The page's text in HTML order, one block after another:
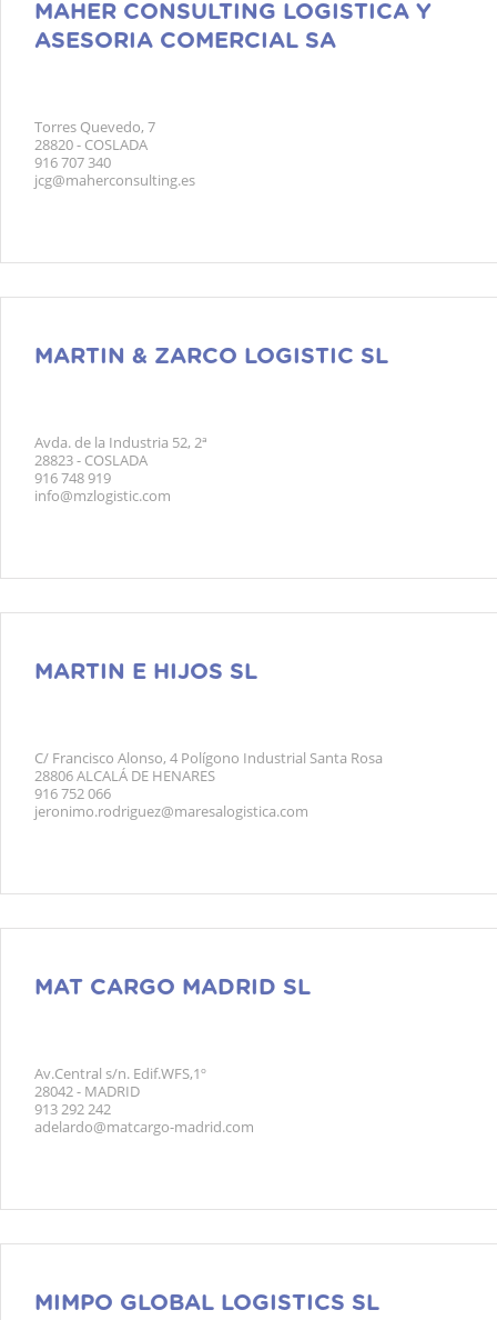
MAHER CONSULTING LOGISTICA Y
ASESORIA COMERCIAL SA
Torres Quevedo, 7
28820 - COSLADA
916 707 340
jcg@maherconsulting.es
MARTIN & ZARCO LOGISTIC SL
Avda. de la Industria 52, 2ª
28823 - COSLADA
916 748 919
info@mzlogistic.com
MARTIN E HIJOS SL
C/ Francisco Alonso, 4 Polígono Industrial Santa Rosa
28806 ALCALÁ DE HENARES
916 752 066
jeronimo.rodriguez@maresalogistica.com
MAT CARGO MADRID SL
Av.Central s/n. Edif.WFS,1º
28042 - MADRID
913 292 242
adelardo@matcargo-madrid.com
MIMPO GLOBAL LOGISTICS SL